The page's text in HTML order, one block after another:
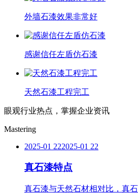
外墙石漆效果非常好
感谢信任左盾仿石漆
天然石漆工程完工
眼观行业热点，掌握企业资讯
Mastering
2025-01 222025-01 22
真石漆特点
真石漆与天然石材相对比，真